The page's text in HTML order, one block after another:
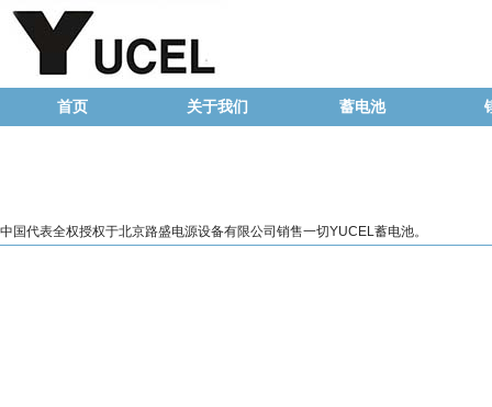
首页 关于我们 蓄电池
中国代表全权授权于北京路盛电源设备有限公司销售一切YUCEL蓄电池。